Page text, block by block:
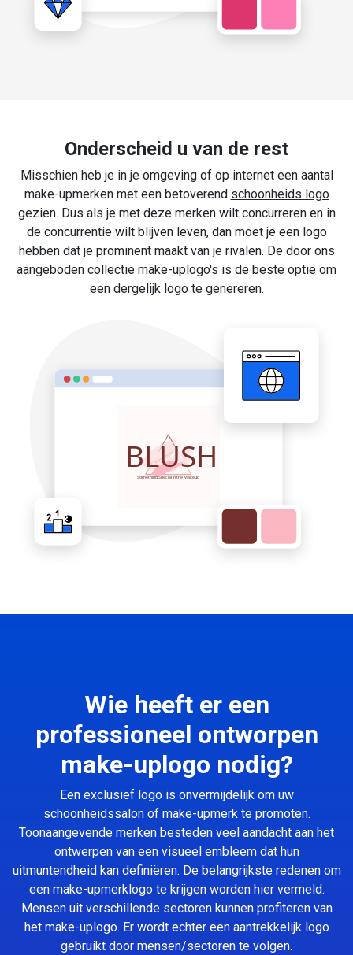
Onderscheid u van de rest
Misschien heb je in je omgeving of op internet een aantal
make-upmerken met een betoverend schoonheids logo
gezien. Dus als je met deze merken wilt concurreren en in
de concurrentie wilt blijven leven, dan moet je een logo
hebben dat je prominent maakt van je rivalen. De door ons
aangeboden collectie make-uplogo's is de beste optie om
een dergelijk logo te genereren.
Wie heeft er een
professioneel ontworpen
make-uplogo nodig?
Een exclusief logo is onvermijdelijk om uw
schoonheidssalon of make-upmerk te promoten.
Toonaangevende merken besteden veel aandacht aan het
ontwerpen van een visueel embleem dat hun
uitmuntendheid kan definiëren. De belangrijkste redenen om
een make-upmerklogo te krijgen worden hier vermeld.
Mensen uit verschillende sectoren kunnen profiteren van
het make-uplogo. Er wordt echter een aantrekkelijk logo
gebruikt door mensen/sectoren te volgen.